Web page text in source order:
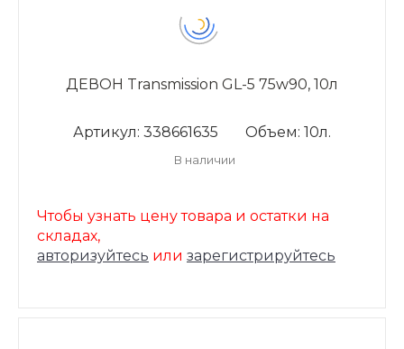
ДЕВОН Transmission GL-5 75w90, 10л
Артикул: 338661635 Объем: 10л.
В наличии
Чтобы узнать цену товара и остатки на
складах,
авторизуйтесь или зарегистрируйтесь